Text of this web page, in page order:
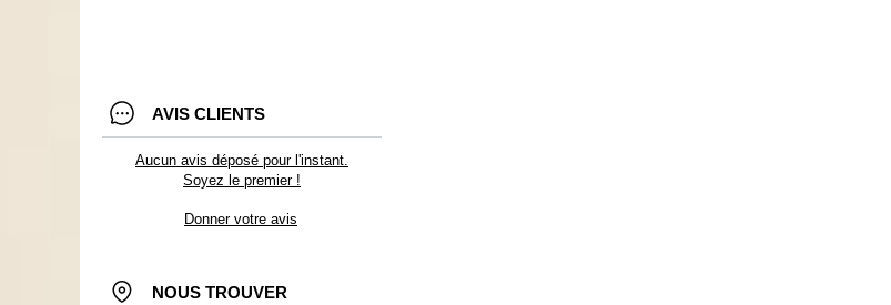
AVIS CLIENTS
Aucun avis déposé pour l'instant.
Soyez le premier !
Donner votre avis
NOUS TROUVER